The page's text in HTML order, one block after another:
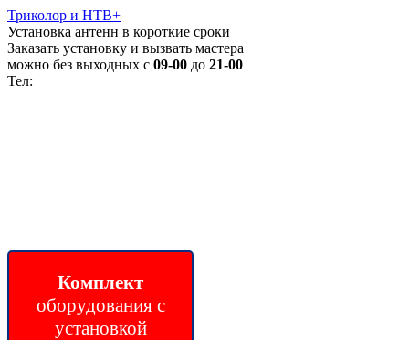
Триколор и НТВ+
Установка антенн в короткие сроки
Заказать установку и вызвать мастера
можно без выходных с 09-00 до 21-00
Тел:
Комплект
оборудования с
установкой